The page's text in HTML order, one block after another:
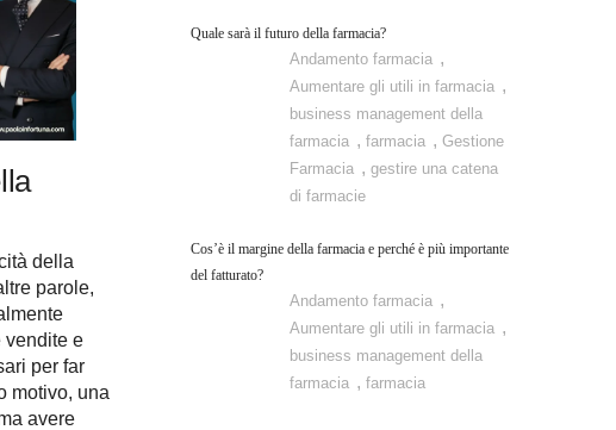
della
parole,
vendite e
per far
motivo, una
avere
Quale sarà il futuro della farmacia?
Andamento farmacia ,
Aumentare gli utili in farmacia ,
business management della
farmacia , farmacia , Gestione
Farmacia , gestire una catena
di farmacie
Cos’è il margine della farmacia e perché è più importante
del fatturato?
Andamento farmacia ,
Aumentare gli utili in farmacia ,
business management della
farmacia , farmacia